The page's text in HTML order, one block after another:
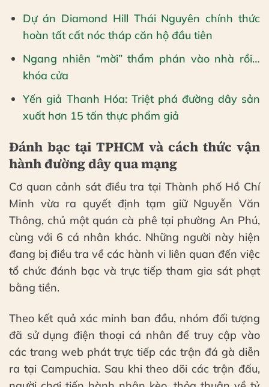
Dự án Diamond Hill Thái Nguyên chính thức
hoàn tất cất nóc tháp căn hộ đầu tiên
Ngang nhiên “mời” thẩm phán vào nhà rồi…
khóa cửa
Yến giả Thanh Hóa: Triệt phá đường dây sản
xuất hơn 15 tấn thực phẩm giả
Đánh bạc tại TPHCM và cách thức vận
hành đường dây qua mạng
Cơ quan cảnh sát điều tra tại Thành phố Hồ Chí
Minh vừa ra quyết định tạm giữ Nguyễn Văn
Thông, chủ một quán cà phê tại phường An Phú,
cùng với 6 cá nhân khác. Những người này hiện
đang bị điều tra về các hành vi liên quan đến việc
tổ chức đánh bạc và trực tiếp tham gia sát phạt
bằng tiền.
Theo kết quả xác minh ban đầu, nhóm đối tượng
đã sử dụng điện thoại cá nhân để truy cập vào
các trang web phát trực tiếp các trận đá gà diễn
ra tại Campuchia. Sau khi theo dõi các trận đấu,